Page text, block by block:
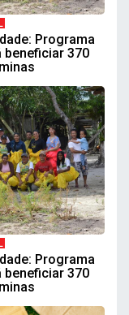
Programa
beneficiar 370
Programa
beneficiar 370